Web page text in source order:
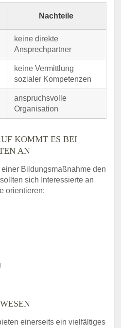
Nachteile
keine direkte
Ansprechpartner
keine Vermittlung
sozialer Kompetenzen
anspruchsvolle
Organisation
KOMMT ES BEI
AN
Bildungsmaßnahme den
sich Interessierte an
orientieren:
einerseits ein vielfältiges